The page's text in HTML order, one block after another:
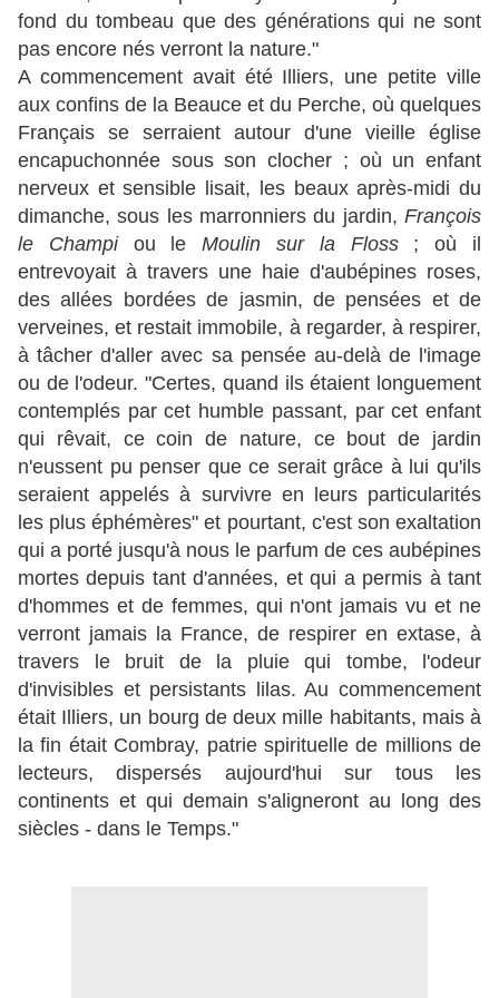
fond du tombeau que des générations qui ne sont
pas encore nés verront la nature."
A commencement avait été Illiers, une petite ville
aux confins de la Beauce et du Perche, où quelques
Français se serraient autour d'une vieille église
encapuchonnée sous son clocher ; où un enfant
nerveux et sensible lisait, les beaux après-midi du
dimanche, sous les marronniers du jardin, François
le Champiou leMoulin sur la Floss; où il
entrevoyait à travers une haie d'aubépines roses,
des allées bordées de jasmin, de pensées et de
verveines, et restait immobile, à regarder, à respirer,
à tâcher d'aller avec sa pensée au-delà de l'image
ou de l'odeur. "Certes, quand ils étaient longuement
contemplés par cet humble passant, par cet enfant
qui rêvait, ce coin de nature, ce bout de jardin
n'eussent pu penser que ce serait grâce à lui qu'ils
seraient appelés à survivre en leurs particularités
les plus éphémères" et pourtant, c'est son exaltation
qui a porté jusqu'à nous le parfum de ces aubépines
mortes depuis tant d'années, et qui a permis à tant
d'hommes et de femmes, qui n'ont jamais vu et ne
verront jamais la France, de respirer en extase, à
travers le bruit de la pluie qui tombe, l'odeur
d'invisibles et persistants lilas. Au commencement
était Illiers, un bourg de deux mille habitants, mais à
la fin était Combray, patrie spirituelle de millions de
lecteurs, dispersés aujourd'hui sur tous les
continents et qui demain s'aligneront au long des
siècles - dans le Temps."